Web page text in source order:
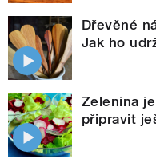
Dřevěné
Jak ho
Zelenina
připravit